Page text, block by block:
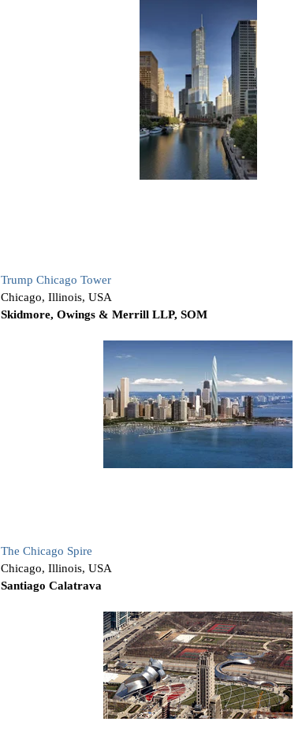
Trump Chicago Tower
Chicago, Illinois, USA
Skidmore, Owings & Merrill LLP, SOM
The Chicago Spire
Chicago, Illinois, USA
Santiago Calatrava